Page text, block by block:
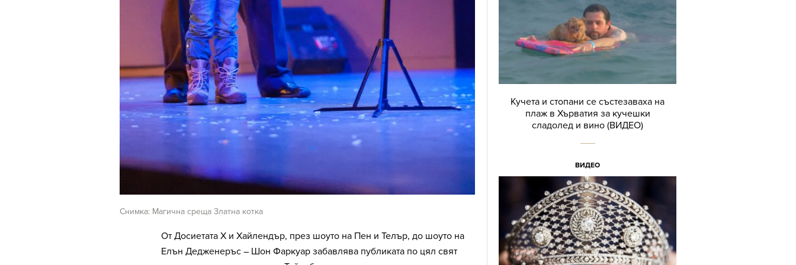
Снимка: Магична среща Златна котка
От Досиетата Х и Хайлендър, през шоуто на Пен и Телър, до шоуто на
Елън Дедженеръс – Шон Фаркуар забавлява публиката по цял свят
Кучета и стопани се състезаваха на
плаж в Хърватия за кучешки
сладолед и вино (ВИДЕО)
ВИДЕО